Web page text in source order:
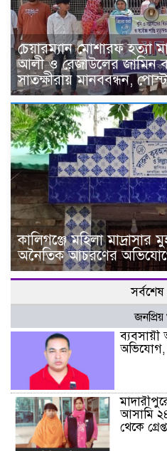
চেয়ারম্যান মোশারফ হত্যা
আলী ও রেজাউলের জামিন
সাতক্ষীরায় মানববন্ধন,
কালিগঞ্জে মহিলা মাদ্রাসার
অনৈতিক আচরণের
ব্যবসায়ী
অভিযোগ,
আসামি
থেকে